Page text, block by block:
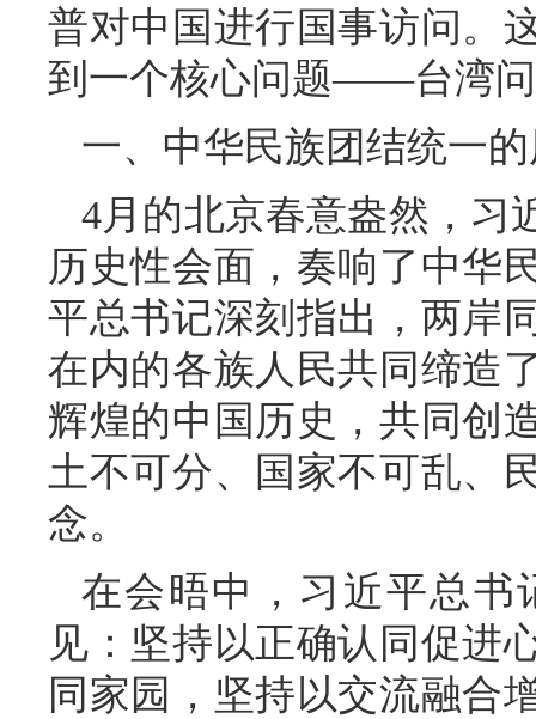
普对中国进行国事访问。
到一个核心问题——台湾
一、中华民族团结统一
4月的北京春意盎然，习
历史性会面，奏响了中华
平总书记深刻指出，两岸
在内的各族人民共同缔造
辉煌的中国历史，共同创
土不可分、国家不可乱、
念。
在会晤中，习近平总书
见：坚持以正确认同促进
同家园，坚持以交流融合